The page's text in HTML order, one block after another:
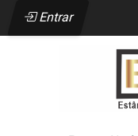
Entrar